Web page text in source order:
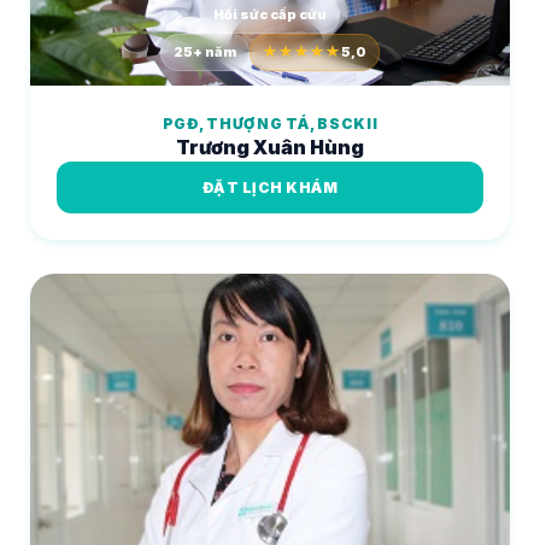
Hồi sức cấp cứu
25+ năm ★★★★★5,0
PGĐ, THƯỢNG TÁ, BSCKII
Trương Xuân Hùng
ĐẶT LỊCH KHÁM